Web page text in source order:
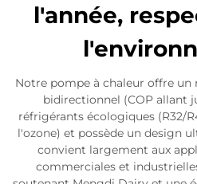
l'année,
Notre pompe à chaleur offre
bidirectionnel (COP allant
réfrigérants écologiques (R32/
l'ozone) et possède un design
convient largement aux
commerciales et